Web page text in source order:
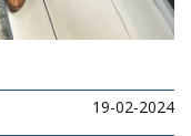
19-02-2024